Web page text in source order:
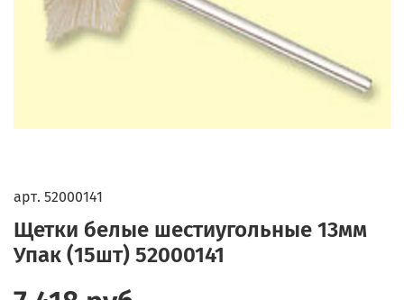
арт. 52000141
Щетки белые шестиугольные 13мм
Упак (15шт) 52000141